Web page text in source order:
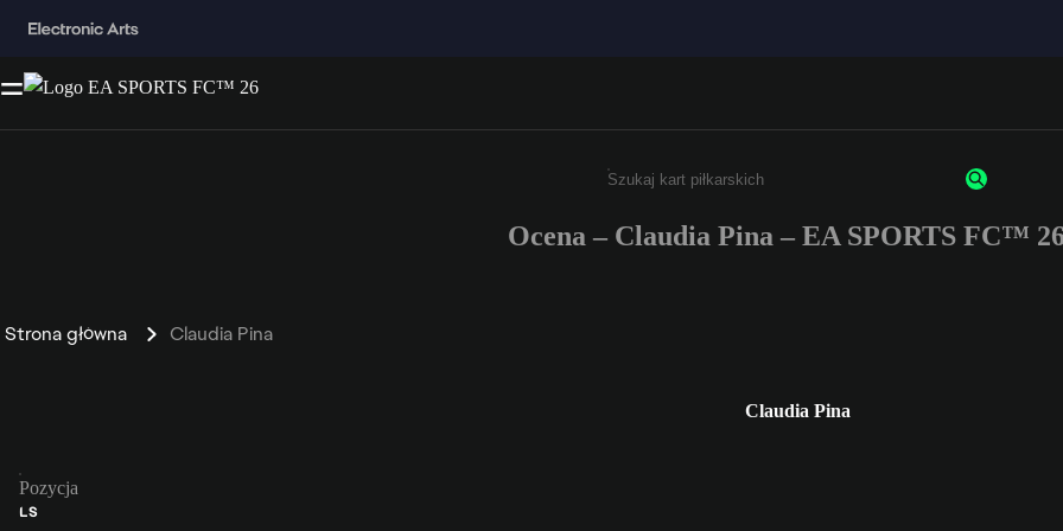
Wpisz co najmniej 3 znaki lub cyfry.
Ocena – Claudia Pina – EA SPORTS FC™
Strona główna Claudia Pina
Claudia Pina
Pozycja
LS